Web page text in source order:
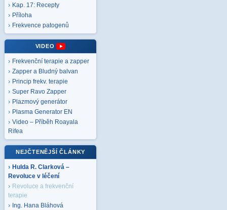
Kap. 17: Recepty
Příloha
Frekvence patogenů
VIDEO
Frekvenční terapie a zapper
Zapper a Bludný balvan
Princip frekv. terapie
Super Ravo Zapper
Plazmový generátor
Plasma Generator EN
Video – Příběh Roayala
Rifea
NEJČTENĚJŠÍ ČLÁNKY
Hulda R. Clarková –
Revoluce v léčení
Revoluce a frekvenční
terapie
Ing. Hana Bláhová